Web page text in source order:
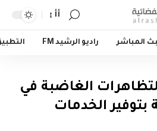
أأ
المباشر راديو الرشيد FM
الغاضبة في
بتوفير الخدمات